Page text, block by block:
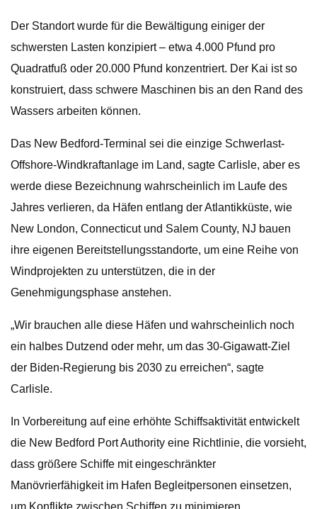
Der Standort wurde für die Bewältigung einiger der
schwersten Lasten konzipiert – etwa 4.000 Pfund pro
Quadratfuß oder 20.000 Pfund konzentriert. Der Kai ist so
konstruiert, dass schwere Maschinen bis an den Rand des
Wassers arbeiten können.
Das New Bedford-Terminal sei die einzige Schwerlast-
Offshore-Windkraftanlage im Land, sagte Carlisle, aber es
werde diese Bezeichnung wahrscheinlich im Laufe des
Jahres verlieren, da Häfen entlang der Atlantikküste, wie
New London, Connecticut und Salem County, NJ bauen
ihre eigenen Bereitstellungsstandorte, um eine Reihe von
Windprojekten zu unterstützen, die in der
Genehmigungsphase anstehen.
„Wir brauchen alle diese Häfen und wahrscheinlich noch
ein halbes Dutzend oder mehr, um das 30-Gigawatt-Ziel
der Biden-Regierung bis 2030 zu erreichen“, sagte
Carlisle.
In Vorbereitung auf eine erhöhte Schiffsaktivität entwickelt
die New Bedford Port Authority eine Richtlinie, die vorsieht,
dass größere Schiffe mit eingeschränkter
Manövrierfähigkeit im Hafen Begleitpersonen einsetzen,
um Konflikte zwischen Schiffen zu minimieren.